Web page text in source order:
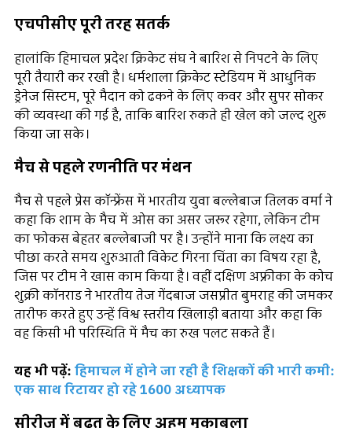
एचपीसीए पूरी तरह सतर्क
हालांकि हिमाचल प्रदेश क्रिकेट संघ ने बारिश से निपटने के लिए
पूरी तैयारी कर रखी है। धर्मशाला क्रिकेट स्टेडियम में आधुनिक
ड्रेनेज सिस्टम, पूरे मैदान को ढकने के लिए कवर और सुपर सोकर
की व्यवस्था की गई है, ताकि बारिश रुकते ही खेल को जल्द शुरू
किया जा सके।
मैच से पहले रणनीति पर मंथन
मैच से पहले प्रेस कॉन्फ्रेंस में भारतीय युवा बल्लेबाज तिलक वर्मा ने
कहा कि शाम के मैच में ओस का असर जरूर रहेगा, लेकिन टीम
का फोकस बेहतर बल्लेबाजी पर है। उन्होंने माना कि लक्ष्य का
पीछा करते समय शुरुआती विकेट गिरना चिंता का विषय रहा है,
जिस पर टीम ने खास काम किया है। वहीं दक्षिण अफ्रीका के कोच
शुक्री कॉनराड ने भारतीय तेज गेंदबाज जसप्रीत बुमराह की जमकर
तारीफ करते हुए उन्हें विश्व स्तरीय खिलाड़ी बताया और कहा कि
वह किसी भी परिस्थिति में मैच का रुख पलट सकते हैं।
यह भी पढ़ें: हिमाचल में होने जा रही है शिक्षकों की भारी कमी:
एक साथ रिटायर हो रहे 1600 अध्यापक